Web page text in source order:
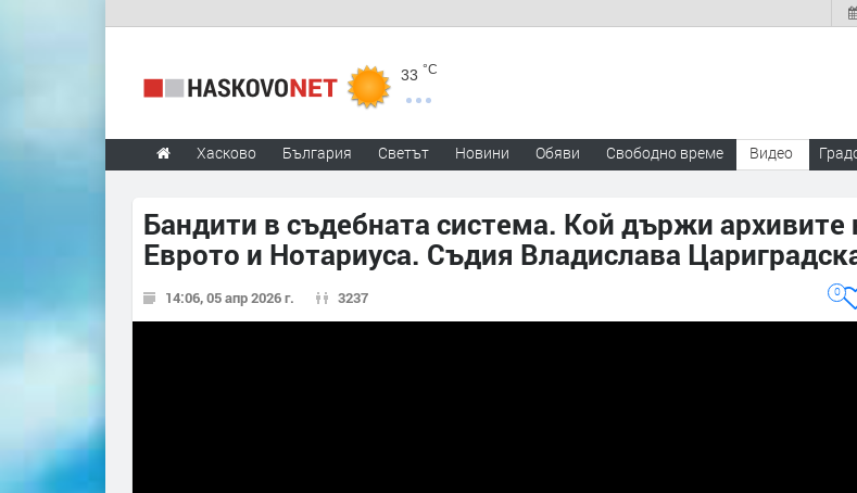
33 °C
Хасково България Светът Новини Обяви Свободно време Видео
Бандити в съдебната система. Кой държи архивите
Еврото и Нотариуса. Съдия Владислава
14:06, 05 апр 2026 г. 3237 0